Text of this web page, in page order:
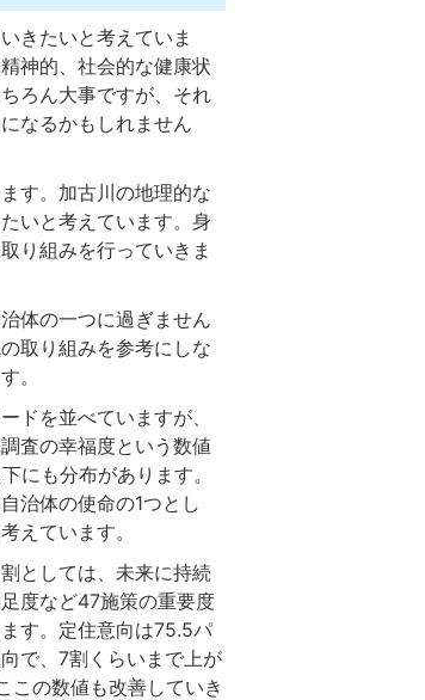
きたいと考えていま
神的、社会的な健康状
ろん大事ですが、それ
なるかもしれません
す。加古川の地理的な
いと考えています。身
り組みを行っていきま
体の一つに過ぎません
取り組みを参考にしな
。
ドを並べていますが、
査の幸福度という数値
にも分布があります。
治体の使命の1つとし
えています。
としては、未来に持続
度など47施策の重要度
す。定住意向は75.5パ
で、7割くらいまで上が
この数値も改善していき